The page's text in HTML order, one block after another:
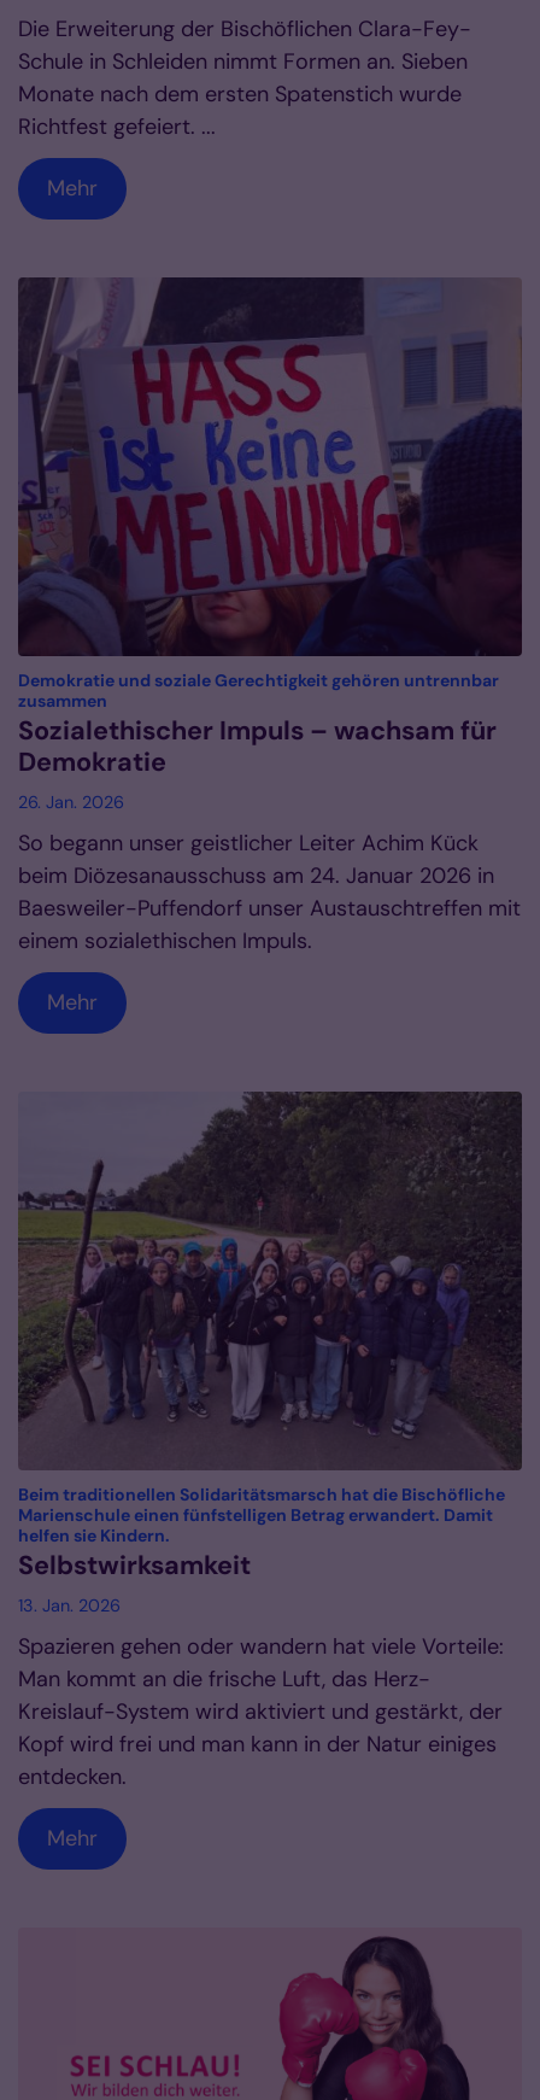
Die Erweiterung der Bischöflichen Clara-Fey-
Schule in Schleiden nimmt Formen an. Sieben
Monate nach dem ersten Spatenstich wurde
Richtfest gefeiert. ...
Mehr
Demokratie und soziale Gerechtigkeit gehören untrennbar
zusammen
Sozialethischer Impuls – wachsam für
Demokratie
26. Jan. 2026
So begann unser geistlicher Leiter Achim Kück
beim Diözesanausschuss am 24. Januar 2026 in
Baesweiler-Puffendorf unser Austauschtreffen mit
einem sozialethischen Impuls.
Mehr
Beim traditionellen Solidaritätsmarsch hat die Bischöfliche
Marienschule einen fünfstelligen Betrag erwandert. Damit
helfen sie Kindern.
Selbstwirksamkeit
13. Jan. 2026
Spazieren gehen oder wandern hat viele Vorteile:
Man kommt an die frische Luft, das Herz-
Kreislauf-System wird aktiviert und gestärkt, der
Kopf wird frei und man kann in der Natur einiges
entdecken.
Mehr